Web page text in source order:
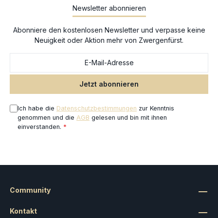
Newsletter abonnieren
Abonniere den kostenlosen Newsletter und verpasse keine
Neuigkeit oder Aktion mehr von Zwergenfürst.
Jetzt abonnieren
Ich habe die Datenschutzbestimmungen zur Kenntnis
genommen und die AGB gelesen und bin mit ihnen
einverstanden. *
Kontakt
Community